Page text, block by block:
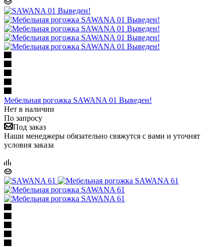
Мебельная рогожка SAWANA 01 Выведен!
Нет в наличии
По запросу
Под заказ
Наши менеджеры обязательно свяжутся с вами и уточнят
условия заказа